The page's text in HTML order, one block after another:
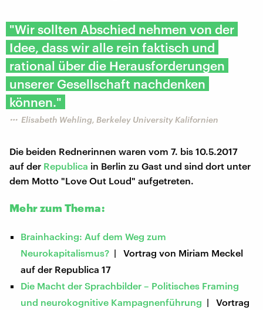
"Wir sollten Abschied nehmen von der
Idee, dass wir alle rein faktisch und
rational über die Herausforderungen
unserer Gesellschaft nachdenken
können."
Elisabeth Wehling, Berkeley University Kalifornien
Die beiden Rednerinnen waren vom 7. bis 10.5.2017
auf der Republica in Berlin zu Gast und sind dort unter
dem Motto "Love Out Loud" aufgetreten.
Mehr zum Thema:
Brainhacking: Auf dem Weg zum
Neurokapitalismus? | Vortrag von Miriam Meckel
auf der Republica 17
Die Macht der Sprachbilder – Politisches Framing
und neurokognitive Kampagnenführung | Vortrag